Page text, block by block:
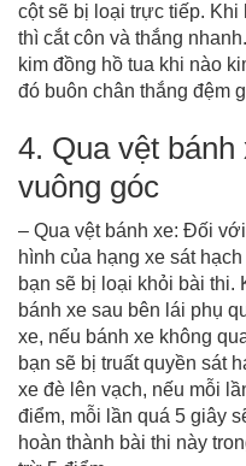
cột sẽ bị loại trực tiếp. Khi
thì cắt côn và thắng
kim đồng hồ tua khi nào
đó buôn chân thắng đệm
4. Qua vệt
vuông góc
– Qua vệt bánh xe: Đối
hình của hạng xe sát
bạn sẽ bị loại khỏi bài thi.
bánh xe sau bên lái phụ
xe, nếu bánh xe không
bạn sẽ bị truất quyền sát
xe đè lên vạch, nếu mỗi
điểm, mỗi lần quá 5 giây
hoàn thành bài thi này